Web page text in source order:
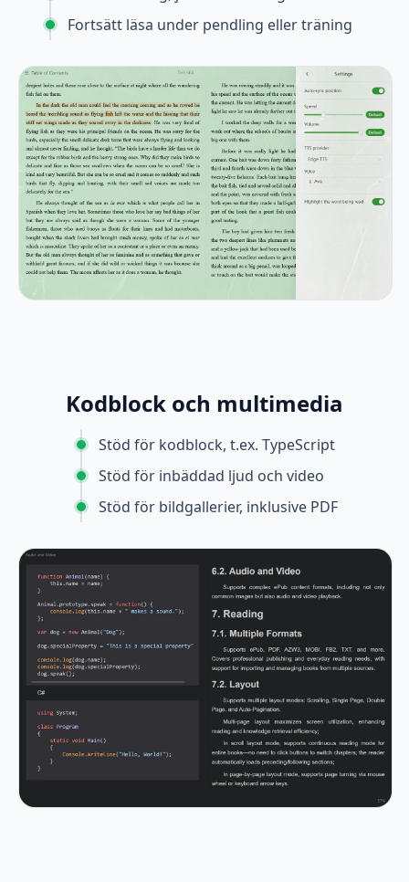
Fortsätt läsa under pendling eller träning
Kodblock och multimedia
Stöd för kodblock, t.ex. TypeScript
Stöd för inbäddad ljud och video
Stöd för bildgallerier, inklusive PDF